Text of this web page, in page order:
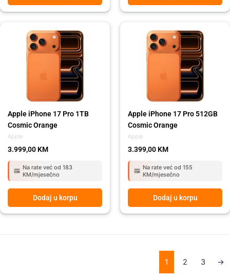
Apple
Apple iPhone 17 Pro 1TB
Cosmic Orange
3.999,00 KM
Na rate već od 183
KM/mjesečno
Dodaj u korpu
Apple
Apple iPhone 17 Pro 512GB
Cosmic Orange
3.399,00 KM
Na rate već od 155
KM/mjesečno
Dodaj u korpu
1 2 3 →